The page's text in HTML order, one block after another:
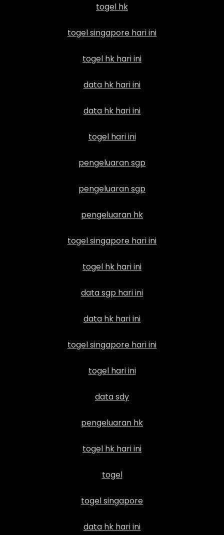
togel hk
togel singapore hari ini
togel hk hari ini
data hk hari ini
data hk hari ini
togel hari ini
pengeluaran sgp
pengeluaran sgp
pengeluaran hk
togel singapore hari ini
togel hk hari ini
data sgp hari ini
data hk hari ini
togel singapore hari ini
togel hari ini
data sdy
pengeluaran hk
togel hk hari ini
togel
togel singapore
data hk hari ini